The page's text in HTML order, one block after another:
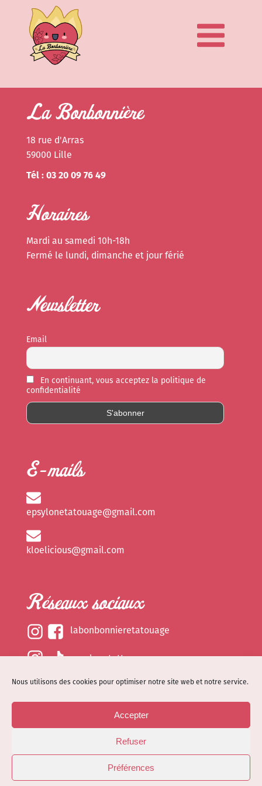
Nous utilisons des cookies pour optimiser notre site web et notre service.
Accepter
Refuser
Préférences
La Bonbonnière
18 rue d'Arras
59000 Lille
Tél : 03 20 09 76 49
Horaires
Mardi au samedi 10h-18h
Fermé le lundi, dimanche et jour férié
Newsletter
Email
En continuant, vous acceptez la politique de
confidentialité
E-mails
epsylonetatouage@gmail.com
kloelicious@gmail.com
Réseaux sociaux
labonbonnieretatouage
epsylonetattoo
kloelicious_
Mentions légales
Politique de cookies (EU)
© Site web réalisé parDénode- Illustrations par
Kloelicioustattoo tous droits réservés